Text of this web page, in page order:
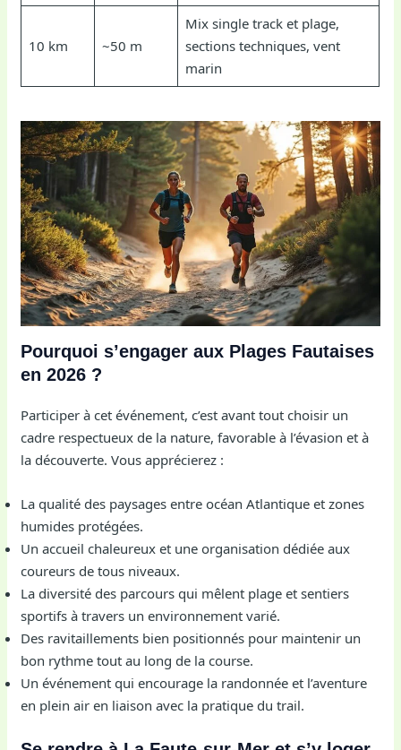
10 km ~50 m
Mix single track et plage,
sections techniques, vent
marin
Pourquoi s’engager aux Plages Fautaises
en 2026 ?
Participer à cet événement, c’est avant tout choisir un
cadre respectueux de la nature, favorable à l’évasion et à
la découverte. Vous apprécierez :
La qualité des paysages entre océan Atlantique et zones
humides protégées.
Un accueil chaleureux et une organisation dédiée aux
coureurs de tous niveaux.
La diversité des parcours qui mêlent plage et sentiers
sportifs à travers un environnement varié.
Des ravitaillements bien positionnés pour maintenir un
bon rythme tout au long de la course.
Un événement qui encourage la randonnée et l’aventure
en plein air en liaison avec la pratique du trail.